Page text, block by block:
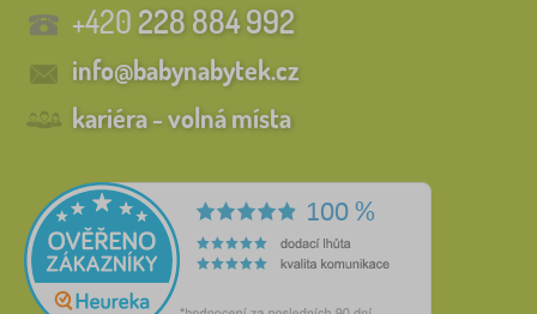
+420228 884 992
info@babynabytek.cz
kariéra - volná místa